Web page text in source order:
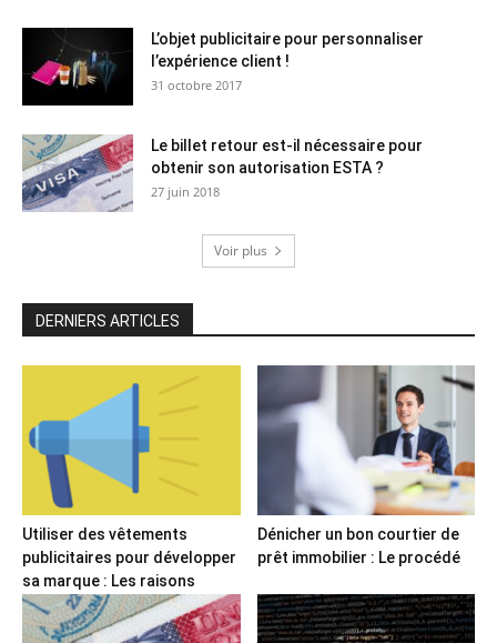
L’objet publicitaire pour personnaliser
l’expérience client !
31 octobre 2017
Le billet retour est-il nécessaire pour
obtenir son autorisation ESTA ?
27 juin 2018
Voir plus
DERNIERS ARTICLES
Utiliser des vêtements
publicitaires pour développer
sa marque : Les raisons
Dénicher un bon courtier de
prêt immobilier : Le procédé